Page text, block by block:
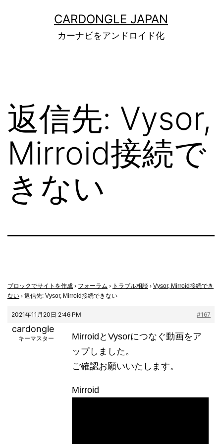
CARDONGLE JAPAN
カーナビをアンドロイド化
返信先: Vysor,
Mirroid接続で
きない
ブロックでサイトを作成 › フォーラム › トラブル相談 › Vysor, Mirroid接続でき
ない › 返信先: Vysor, Mirroid接続できない
2021年11月20日 2:46 PM #167
cardongle
キーマスター
MirroidとVysorにつなぐ動画をア
ップしました。
ご確認お願いいたします。
Mirroid